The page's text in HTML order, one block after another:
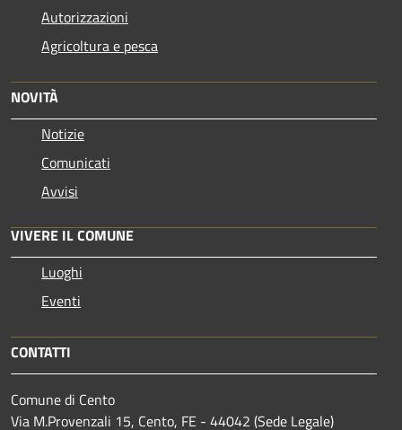
Autorizzazioni
Agricoltura e pesca
NOVITÀ
Notizie
Comunicati
Avvisi
VIVERE IL COMUNE
Luoghi
Eventi
CONTATTI
Comune di Cento
Via M.Provenzali 15, Cento, FE - 44042 (Sede Legale)